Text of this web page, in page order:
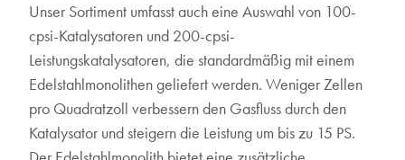
Unser Sortiment umfasst auch eine Auswahl von 100-
cpsi-Katalysatoren und 200-cpsi-
Leistungskatalysatoren, die standardmäßig mit einem
Edelstahlmonolithen geliefert werden. Weniger Zellen
pro Quadratzoll verbessern den Gasfluss durch den
Katalysator und steigern die Leistung um bis zu 15 PS.